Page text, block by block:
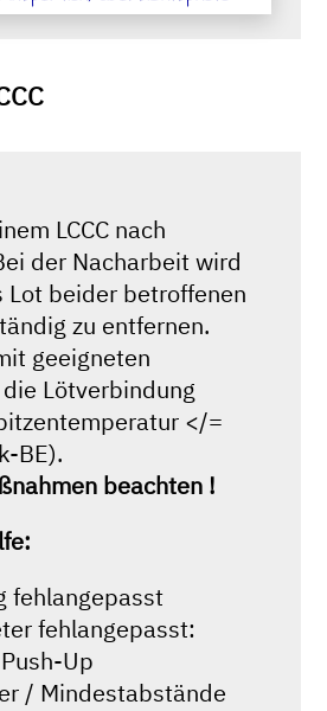
LCCC nach
der Nacharbeit wird
Lot beider betroffenen
zu entfernen.
geeigneten
Lötverbindung
</=
BE).
beachten !
fehlangepasst
fehlangepasst:
Up
/ Mindestabstände